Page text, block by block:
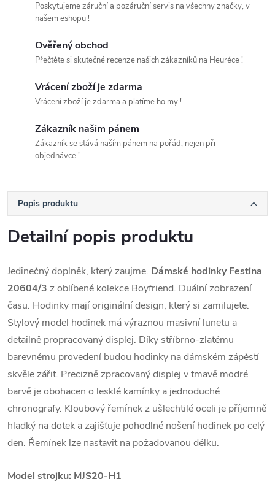
Poskytujeme záruční a pozáruční servis na všechny značky, v
našem eshopu !
Ověřený obchod
Přečtěte si skutečné recenze našich zákazníků na Heuréce !
Vrácení zboží je zdarma
Vrácení zboží je zdarma a platíme ho my !
Zákazník našim pánem
Zákazník se stává naším pánem na pořád, nejen při
objednávce !
Popis produktu
Detailní popis produktu
Jedinečný doplněk, který zaujme. Dámské hodinky Festina
20604/3 z oblíbené kolekce Boyfriend. Duální zobrazení
času. Hodinky mají originální design, který si zamilujete.
Stylový model hodinek má výraznou masivní lunetu a
detailně propracovaný displej. Díky stříbrno-zlatému
barevnému provedení budou hodinky na dámském zápěstí
skvěle zářit. Precizně zpracovaný displej v tmavě modré
barvě je obohacen o lesklé kamínky a jednoduché
chronografy. Kloubový řemínek z ušlechtilé oceli je příjemně
hladký na dotek a zajišťuje pohodlné nošení hodinek po celý
den. Řemínek lze nastavit na požadovanou délku.
Model strojku: MJS20-H1